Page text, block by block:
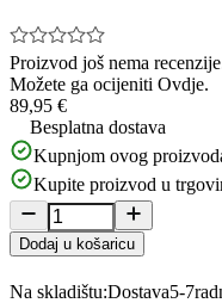
Proizvod još nema
Možete ga ocijeniti Ovdje.
89,95 €
Besplatna dostava
Kupnjom ovog
Kupite proizvod u
Dodaj u košaricu
Na skladištu:Dostava5-7